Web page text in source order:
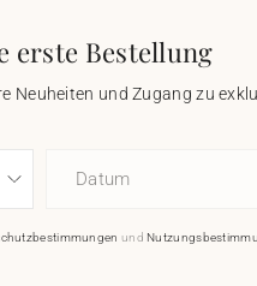
erste Bestellung
Neuheiten und Zugang zu
Datum
und